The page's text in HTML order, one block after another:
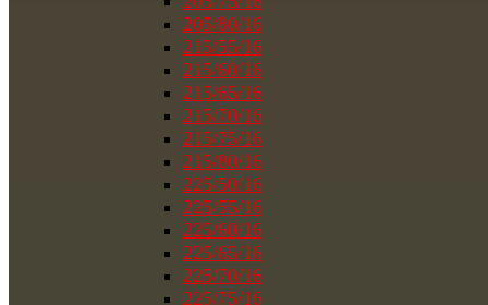
205/80/16
215/55/16
215/60/16
215/65/16
215/70/16
215/75/16
215/80/16
225/50/16
225/55/16
225/60/16
225/65/16
225/70/16
225/75/16